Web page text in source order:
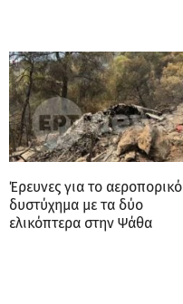
Έρευνες για το αεροπορικό
δυστύχημα με τα δύο
ελικόπτερα στην Ψάθα